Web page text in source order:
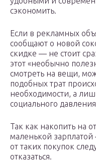
сэкономить.
Если в рекламных
сообщают о новой
скидке — не стоит
этот «необычно
смотреть на вещи,
подобных трат
необходимости, а
социального
Так как накопить на
маленькой
от таких покупок
отказаться.